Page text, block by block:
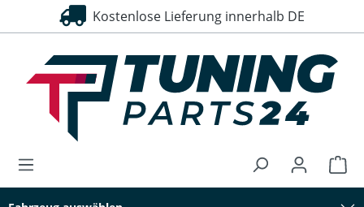
springen Kostenlose Lieferung innerhalb DE